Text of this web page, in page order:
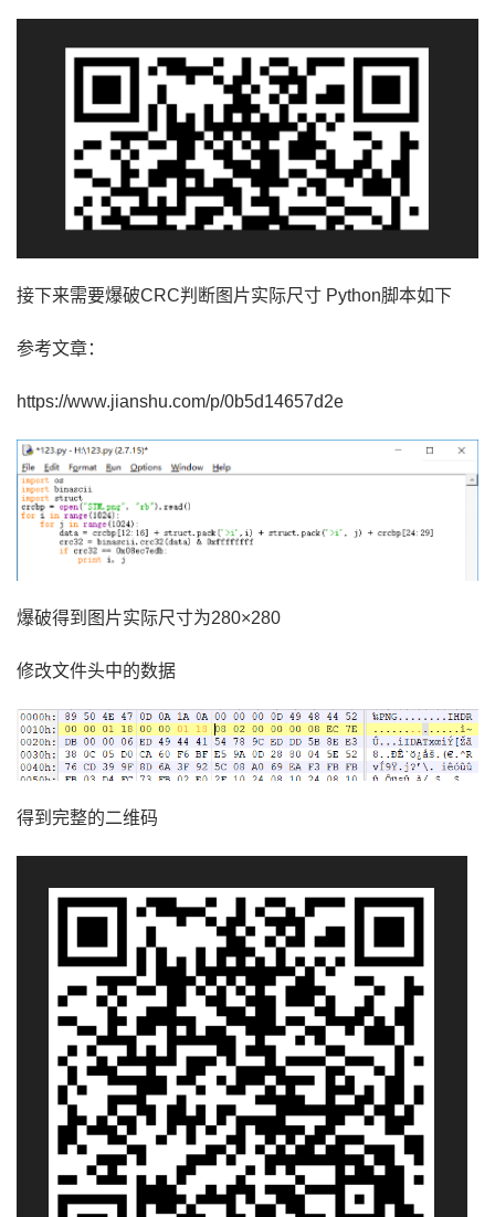
接下来需要爆破CRC判断图片实际尺寸 Python脚本如下
参考文章：
https://www.jianshu.com/p/0b5d14657d2e
爆破得到图片实际尺寸为280×280
修改文件头中的数据
得到完整的二维码